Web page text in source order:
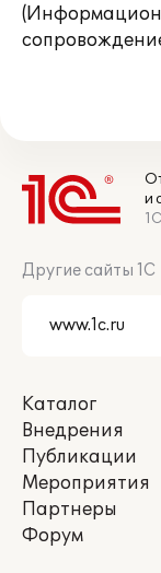
и
Другие сайты 1С
Каталог
Внедрения
Публикации
Мероприятия
Партнеры
Форум